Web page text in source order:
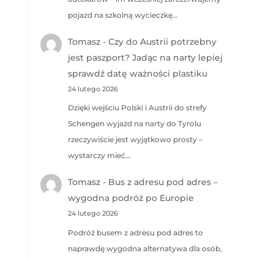
pojazd na szkolną wycieczkę…
Tomasz -Czy do Austrii potrzebny
jest paszport? Jadąc na narty lepiej
sprawdź datę ważności plastiku
24 lutego 2026
Dzięki wejściu Polski i Austrii do strefy
Schengen wyjazd na narty do Tyrolu
rzeczywiście jest wyjątkowo prosty –
wystarczy mieć…
Tomasz - Bus z adresu pod adres –
wygodna podróż po Europie
24 lutego 2026
Podróż busem z adresu pod adres to
naprawdę wygodna alternatywa dla osób,